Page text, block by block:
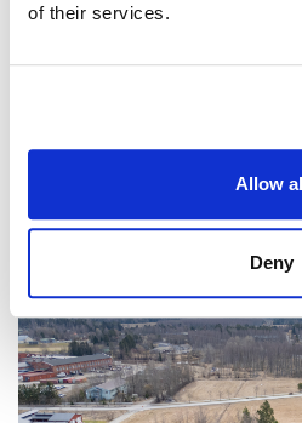
of their services.
Allow
Deny